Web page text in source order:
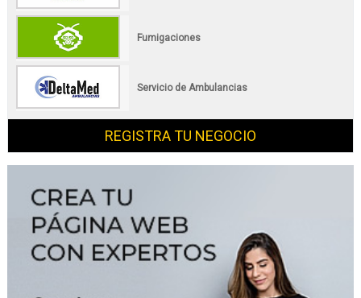
Fumigaciones
Servicio de Ambulancias
REGISTRA TU NEGOCIO